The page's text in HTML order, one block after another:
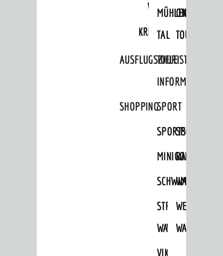
WEINHEIM
KRIEGERDENKMAL
MÜHLEN-
TAL
ON
TOUR
AUSFLUGSZIELE
TOURIST
INFORMATION
SHOPPINGSPORT
SPORTSTÄTTEN
MINIGOLFRADFAHREN
SCHWIMMEN
STRANDBAD
WAIDSEE
TSG
VIKTOR-
WANDERN
WEINHEIMER
Aktuelle Beteiligungen in der